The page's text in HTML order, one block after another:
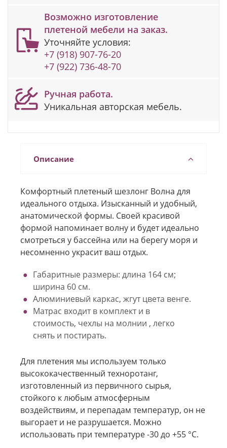
Возможно изготовление
плетеной мебели на заказ.
Уточняйте условия:
+7 (918) 907-76-20
+7 (922) 736-48-70
Ручная работа.
Уникальная авторская мебель.
Описание
Комфортный плетеный шезлонг Волна для
идеального отдыха. Изысканный и удобный,
анатомической формы. Своей красивой
формой напоминает волну и будет идеально
смотреться у бассейна или на берегу моря и
несомненно украсит ваш отдых.
Габаритные размеры: длина 164 см;
ширина 60 см.
Алюминиевый каркас, жгут цвета венге.
Матрас входит в комплект и в
стоимость, чехлы на молнии , легко
снять и постирать.
Для плетения мы используем только
высококачественный техноротанг,
изготовленный из первичного сырья,
стойкого к любым атмосферным
воздействиям, и перепадам температур, он не
выгорает и не разрушается. Можно
использовать при температуре -30 до +55 °С.